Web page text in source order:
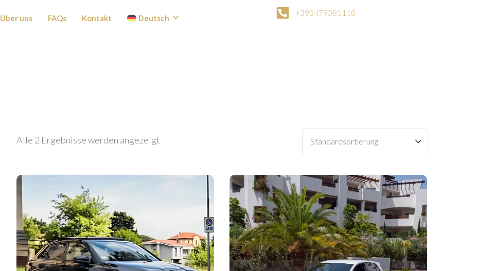
Über uns FAQs Kontakt Deutsch
+393479081118
Alle 2 Ergebnisse werden angezeigt